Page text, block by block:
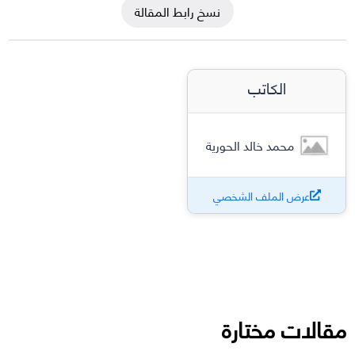
نسخ رابط المقالة
الكاتب
محمد خالد الحورية
عرض الملف الشخصي
مقالات مختارة